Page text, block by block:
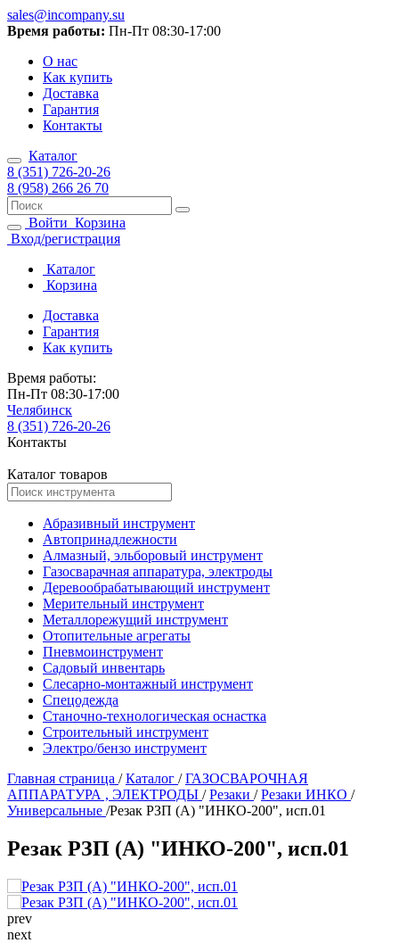
sales@incompany.su
Время работы: Пн-Пт 08:30-17:00
О нас
Как купить
Доставка
Гарантия
Контакты
Каталог
8 (351) 726-20-26
8 (958) 266 26 70
Войти Корзина
Вход/регистрация
Каталог
Корзина
Доставка
Гарантия
Как купить
Время работы:
Пн-Пт 08:30-17:00
Челябинск
8 (351) 726-20-26
Контакты
Каталог товаров
Абразивный инструмент
Автопринадлежности
Алмазный, эльборовый инструмент
Газосварачная аппаратура, электроды
Деревообрабатывающий инструмент
Мерительный инструмент
Металлорежущий инструмент
Отопительные агрегаты
Пневмоинструмент
Садовый инвентарь
Слесарно-монтажный инструмент
Спецодежда
Станочно-технологическая оснастка
Строительный инструмент
Электро/бензо инструмент
Главная страница / Каталог / ГАЗОСВАРОЧНАЯ
АППАРАТУРА , ЭЛЕКТРОДЫ / Резаки / Резаки ИНКО /
Универсальные /Резак РЗП (А) "ИНКО-200", исп.01
Резак РЗП (А) "ИНКО-200", исп.01
prev
next